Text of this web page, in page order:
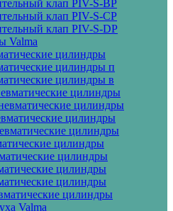
клап PIV-S-BP
клап PIV-S-СP
клап PIV-S-DP
Valma
цилиндры
цилиндры п
цилиндры в
цилиндры
цилиндры
цилиндры
цилиндры
цилиндры
цилиндры
цилиндры
цилиндры
цилиндры
Valma